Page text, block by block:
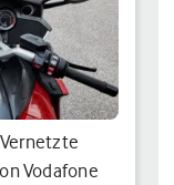
Vodafone